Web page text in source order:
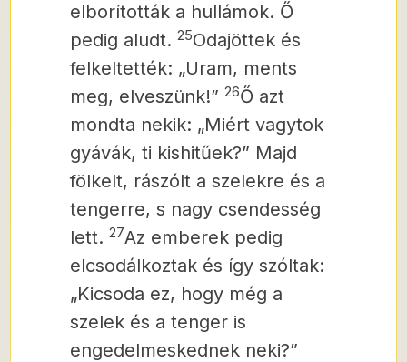
elborították a hullámok. Ő
pedig aludt. 25Odajöttek és
felkeltették: „Uram, ments
meg, elveszünk!” 26Ő azt
mondta nekik: „Miért vagytok
gyávák, ti kishitűek?” Majd
fölkelt, rászólt a szelekre és a
tengerre, s nagy csendesség
lett. 27Az emberek pedig
elcsodálkoztak és így szóltak:
„Kicsoda ez, hogy még a
szelek és a tenger is
engedelmeskednek neki?”